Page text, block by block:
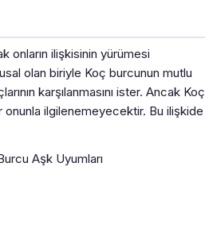
onların ilişkisinin yürümesi
olan biriyle Koç burcunun mutlu
karşılanmasını ister. Ancak Koç
ilgilenemeyecektir. Bu ilişkide
Aşk Uyumları